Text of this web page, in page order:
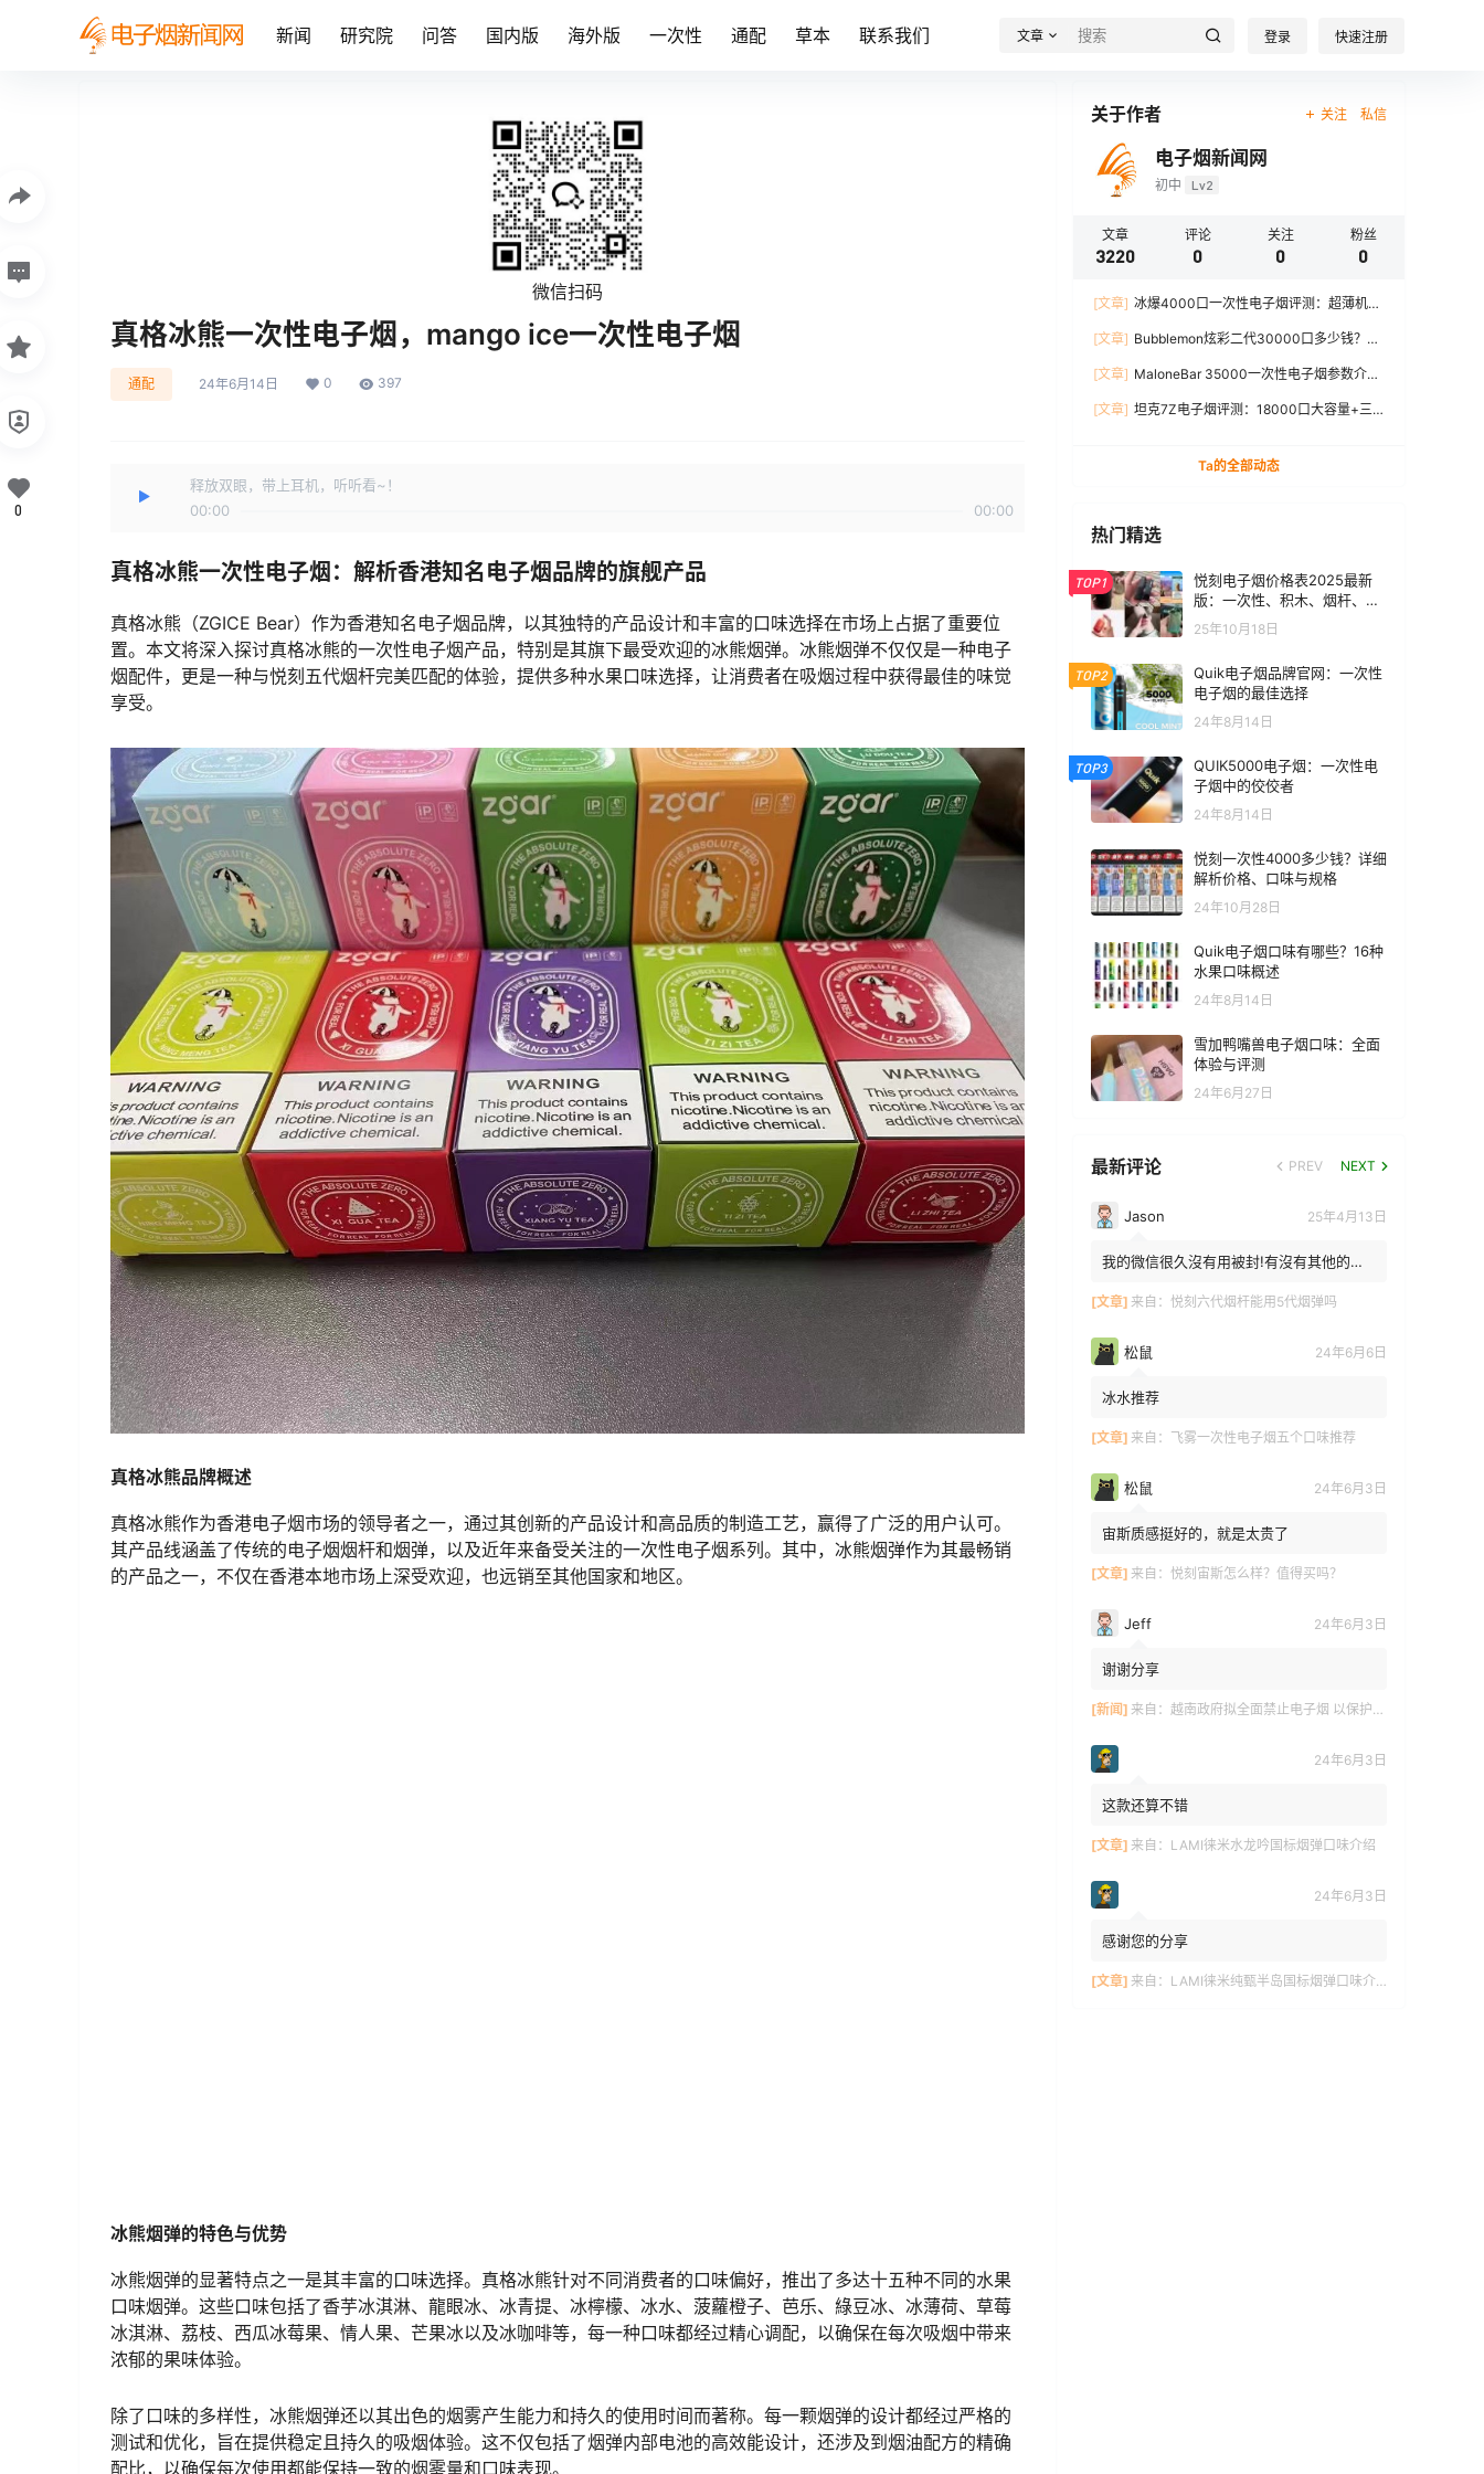
新闻 研究院 问答 国内版 海外版 一次性 通配 草本 联系我们 文章 登录 快速注册
微信扫码
真格冰熊一次性电子烟，mango ice一次性电子烟
通配 24年6月14日 0 397
释放双眼，带上耳机，听听看~！
00:00
00:00
真格冰熊一次性电子烟：解析香港知名电子烟品牌的旗舰产品
真格冰熊（ZGICE Bear）作为香港知名电子烟品牌，以其独特的产品设计和丰富的口味选择在市场上占据了重要位
置。本文将深入探讨真格冰熊的一次性电子烟产品，特别是其旗下最受欢迎的冰熊烟弹。冰熊烟弹不仅仅是一种电子
烟配件，更是一种与悦刻五代烟杆完美匹配的体验，提供多种水果口味选择，让消费者在吸烟过程中获得最佳的味觉
享受。
真格冰熊品牌概述
真格冰熊作为香港电子烟市场的领导者之一，通过其创新的产品设计和高品质的制造工艺，赢得了广泛的用户认可。
其产品线涵盖了传统的电子烟烟杆和烟弹，以及近年来备受关注的一次性电子烟系列。其中，冰熊烟弹作为其最畅销
的产品之一，不仅在香港本地市场上深受欢迎，也远销至其他国家和地区。
0
关于作者 关注 私信
电子烟新闻网
初中 Lv2
文章
3220
评论
0
关注
0
粉丝
0
[文章] 冰爆4000口一次性电子烟评测：超薄机
[文章] Bubblemon炫彩二代30000口多少钱？最
[文章] MaloneBar 35000一次性电子烟参数介
[文章] 坦克7Z电子烟评测：18000口大容量+三
Ta的全部动态
热门精选
TOP1
悦刻电子烟价格表2025最新
版：一次性、积木、烟杆、烟
弹全价位汇总
25年10月18日
TOP2
Quik电子烟品牌官网：一次性
电子烟的最佳选择
24年8月14日
TOP3
QUIK5000电子烟：一次性电
子烟中的佼佼者
24年8月14日
悦刻一次性4000多少钱？详细
解析价格、口味与规格
24年10月28日
Quik电子烟口味有哪些？16种
水果口味概述
24年8月14日
雪加鸭嘴兽电子烟口味：全面
体验与评测
24年6月27日
最新评论 PREV NEXT
Jason 25年4月13日
我的微信很久沒有用被封!有沒有其他的方
[文章] 来自： 悦刻六代烟杆能用5代烟弹吗
松鼠 24年6月6日
冰水推荐
[文章] 来自： 飞雾一次性电子烟五个口味推荐
松鼠 24年6月3日
宙斯质感挺好的，就是太贵了
[文章] 来自： 悦刻宙斯怎么样？值得买吗？
Jeff 24年6月3日
谢谢分享
[新闻] 来自： 越南政府拟全面禁止电子烟 以保护青少年健康
24年6月3日
这款还算不错
[文章] 来自： LAMI徕米水龙吟国标烟弹口味介绍
24年6月3日
感谢您的分享
[文章] 来自： LAMI徕米纯甄半岛国标烟弹口味介绍